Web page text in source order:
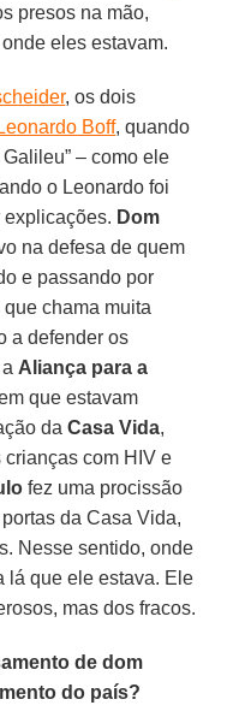
presos na mão,
eles estavam.
, os dois
Leonardo Boff, quando
– como ele
o Leonardo foi
explicações. Dom
na defesa de quem
e passando por
chama muita
a defender os
Aliança para a
que estavam
daCasa Vida,
com HIV e
fez uma procissão
da Casa Vida,
Nesse sentido, onde
lá que ele estava. Ele
mas dos fracos.
de dom
do país?